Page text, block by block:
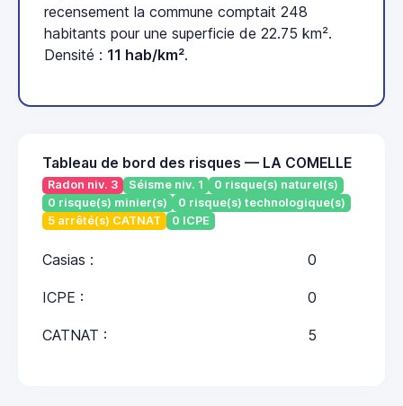
recensement la commune comptait 248
habitants pour une superficie de 22.75 km².
Densité : 11 hab/km².
Tableau de bord des risques — LA COMELLE
Radon niv. 3 Séisme niv. 1
0 risque(s) naturel(s)
0 risque(s) minier(s)
0 risque(s) technologique(s)
5 arrêté(s) CATNAT
0 ICPE
Casias : 0
ICPE : 0
CATNAT : 5